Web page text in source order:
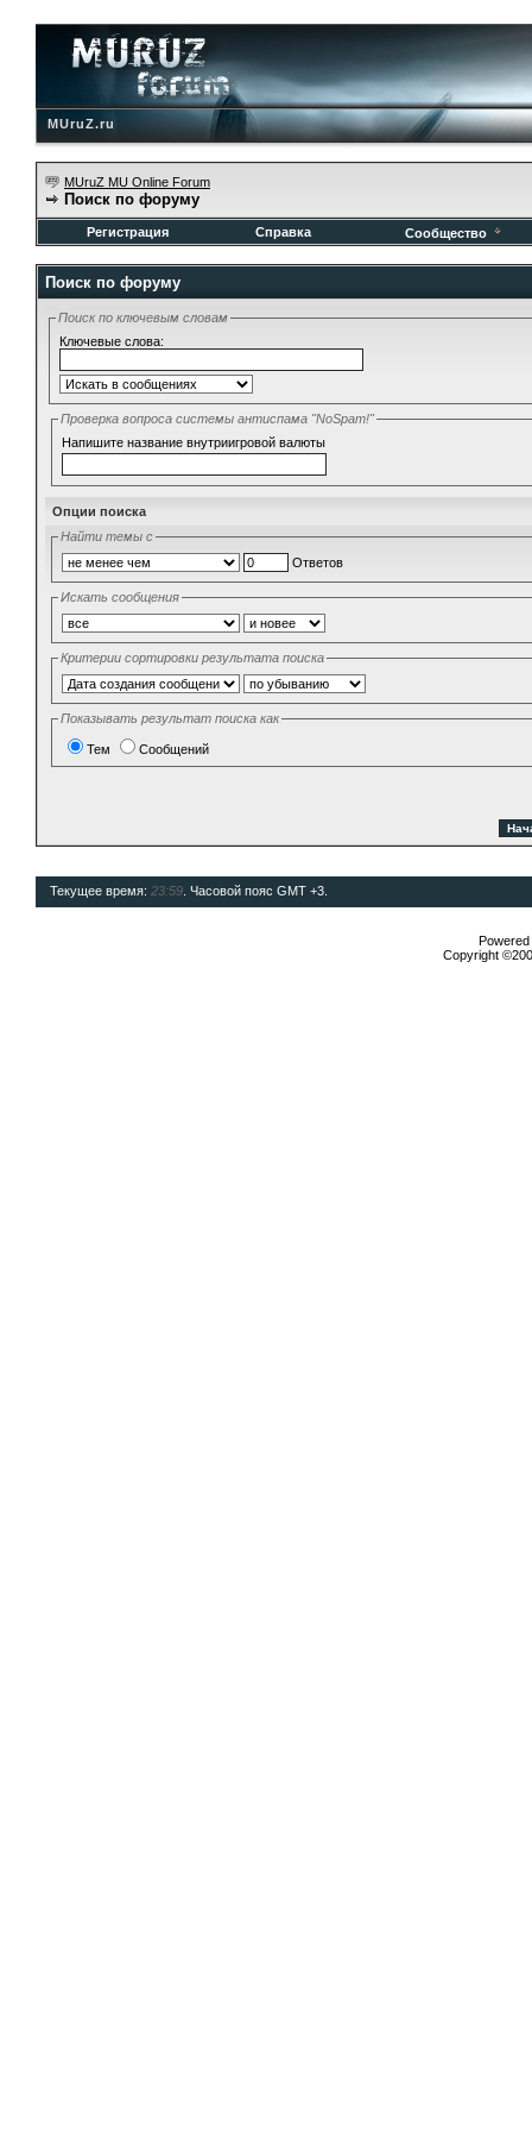
MUruZ.ru
MUruZ MU Online Forum
Поиск по форуму
Регистрация Справка Сообщество
Поиск по форуму
Поиск по ключевым словам
Ключевые слова:
Проверка вопроса системы антиспама "NoSpam!"
Напишите название внутриигровой валюты
Опции поиска
Найти темы с
Ответов
Искать сообщения
Критерии сортировки результата поиска
Показывать результат поиска как
Тем Сообщений
Текущее время: 23:59 . Часовой пояс GMT +3.
Copyright